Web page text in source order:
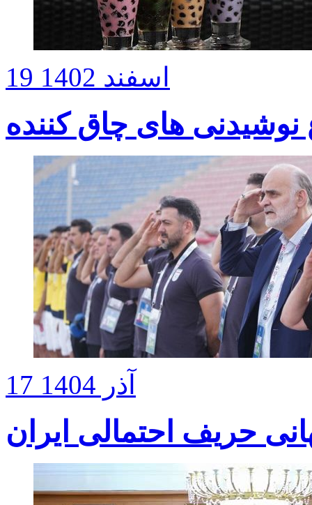
19 اسفند 1402
نوشیدنی های چاق کننده
17 آذر 1404
حریف احتمالی ایران